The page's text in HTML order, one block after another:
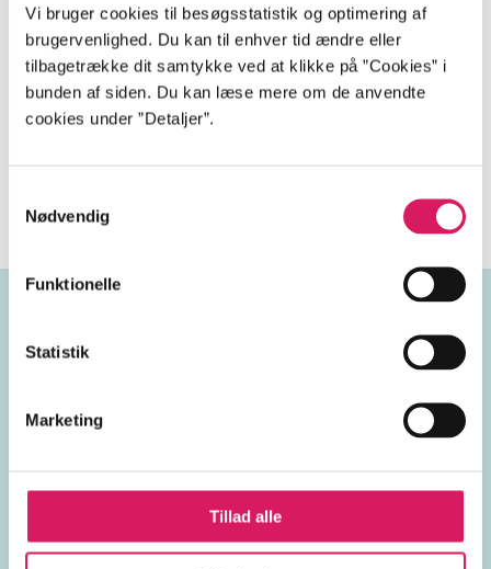
Vi bruger cookies til besøgsstatistik og optimering af
brugervenlighed. Du kan til enhver tid ændre eller
tilbagetrække dit samtykke ved at klikke på ”Cookies” i
bunden af siden. Du kan læse mere om de anvendte
cookies under ”Detaljer”.
Nødvendig
Funktionelle
Statistik
Marketing
Tillad alle
I efterdønningerne af en pandemi, som giver
pludselig hukommelsestab, bliver Aris rekrutteret til
at deltage i et genoptræningsprogram, som hjælper
patienter med at finde en ny identitet. Aris finder
tilbage til et almindeligt liv og opdager, hvor højt han
Emneord
hukommelsestab
Lignende emneord